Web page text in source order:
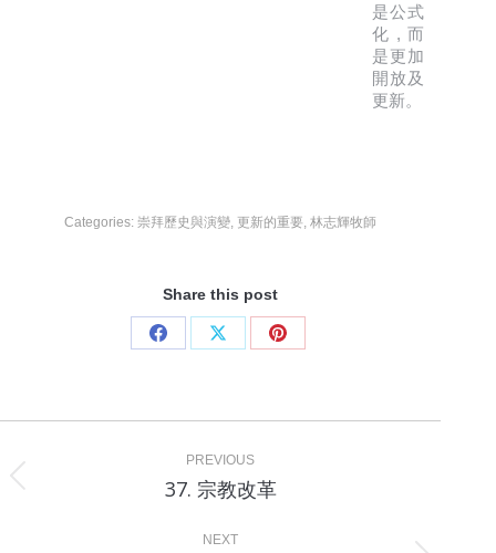
是公式
化,而
是更加
開放及
更新。
Categories: 崇拜歷史與演變, 更新的重要, 林志輝牧師
Share this post
Share
Share
Share
navigation
PREVIOUS
Previous
project:
37. 宗教改革
NEXT